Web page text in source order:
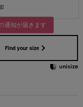
通知が届きます
Find your size